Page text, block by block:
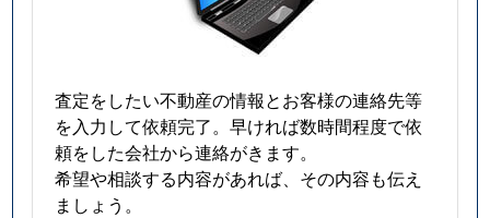
査定をしたい不動産の情報とお客様の連絡先等
を入力して依頼完了。早ければ数時間程度で依
頼をした会社から連絡がきます。
希望や相談する内容があれば、その内容も伝え
ましょう。